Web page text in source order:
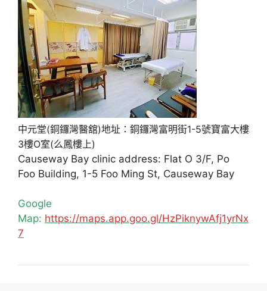
中元堂(銅鑼灣醫舘)地址：銅鑼灣富明街1-5號寶富大樓
3樓O室(么鳳樓上)
Causeway Bay clinic address: Flat O 3/F, Po
Foo Building, 1-5 Foo Ming St, Causeway Bay
Google
Map: https://maps.app.goo.gl/HzPiknywAfj1yrNx
7